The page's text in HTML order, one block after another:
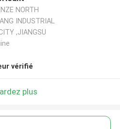
NORTH
INDUSTRIAL
,JIANGSU
vérifié
plus